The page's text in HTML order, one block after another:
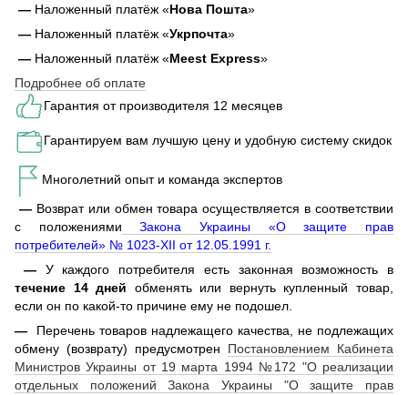
— Наложенный платёж «Нова Пошта»
— Наложенный платёж «Укрпочта»
— Наложенный платёж «Meest Express»
Подробнее об оплате
Гарантия от производителя 12 месяцев
Гарантируем вам лучшую цену и удобную систему скидок
Многолетний опыт и команда экспертов
— Возврат или обмен товара осуществляется в соответствии
с положениями Закона Украины «О защите прав
потребителей» № 1023-XII от 12.05.1991 г.
— У каждого потребителя есть законная возможность в
течение 14 дней обменять или вернуть купленный товар,
если он по какой-то причине ему не подошел.
—
Перечень товаров надлежащего качества, не подлежащих
обмену (возврату) предусмотрен Постановлением Кабинета
Министров Украины от 19 марта 1994 №172 "О реализации
отдельных положений Закона Украины "О защите прав